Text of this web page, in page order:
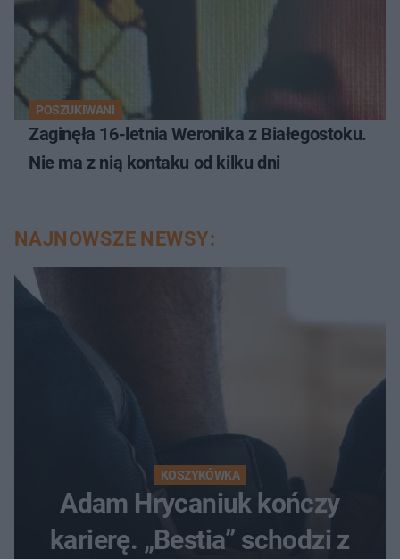
POSZUKIWANI
Zaginęła 16-letnia Weronika z Białegostoku.
Nie ma z nią kontaku od kilku dni
NAJNOWSZE NEWSY:
KOSZYKÓWKA
Adam Hrycaniuk kończy
karierę. „Bestia” schodzi z